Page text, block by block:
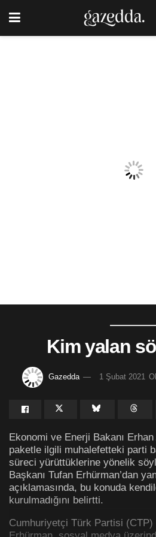
Kim yalan
Gazedda 1 Şubat 2021
Ekonomi ve Enerji Bakanı Erhan
paketle ilgili muhalefetteki parti
süreci yürüttüklerine yönelik
Başkanı Tufan Erhürman’dan
açıklamasında, bu konuda
kurulmadığını belirtti.
Cumhuriyetçi Türk Partisi (CTP)